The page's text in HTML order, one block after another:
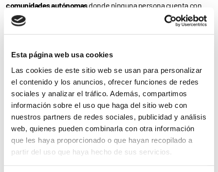
Esta página web usa cookies
Las cookies de este sitio web se usan para personalizar
el contenido y los anuncios, ofrecer funciones de redes
sociales y analizar el tráfico. Además, compartimos
información sobre el uso que haga del sitio web con
nuestros partners de redes sociales, publicidad y análisis
web, quienes pueden combinarla con otra información
que les haya proporcionado o que hayan recopilado a
partir del uso que haya hecho de sus servicios.
comunidades autónomasdonde ninguna persona cuenta con
estederecho
A día de hoy, los principalesfactoresque impiden desarrollar la
autonomía personal son la falta deaccesibilidad, de acceso a
recursos económicos que posibiliten independencia
económica, deapoyospara vivir autónomamente, y del
desarrollo de la figura de la asistencia personal y de otros
recursos y prestaciones que fomentan lavida independiente